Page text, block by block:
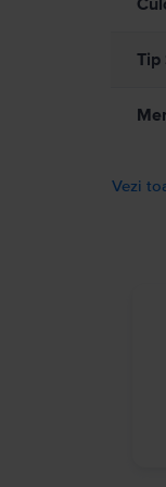
Tip
Vezi